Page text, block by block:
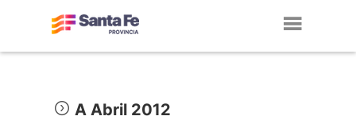
A Abril 2012